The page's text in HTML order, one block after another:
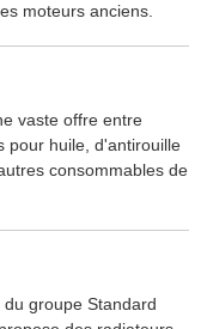
moteurs anciens.
vaste offre entre
pour huile, d'antirouille
consommables de
groupe Standard